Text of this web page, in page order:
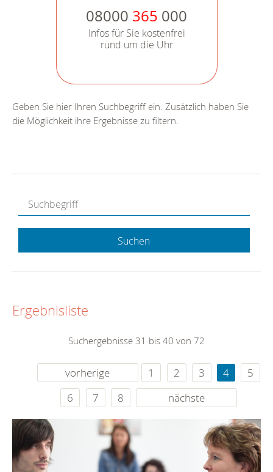
08000 365 000
Infos für Sie kostenfrei
rund um die Uhr
Geben Sie hier Ihren Suchbegriff ein. Zusätzlich haben Sie
die Möglichkeit ihre Ergebnisse zu filtern.
Suchen
Ergebnisliste
Suchergebnisse 31 bis 40 von 72
vorherige 1 2 3 4
5
6
7 8 nächste